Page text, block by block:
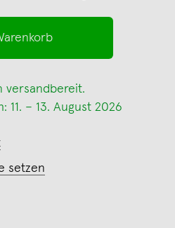
versandbereit.
11. – 13. August 2026
setzen